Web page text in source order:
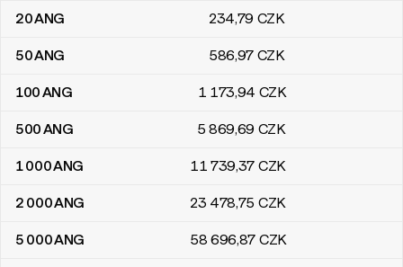
20ANG 234,79 CZK
50ANG 586,97 CZK
100ANG 1 173,94 CZK
500ANG 5 869,69 CZK
1 000ANG 11 739,37 CZK
2 000ANG 23 478,75 CZK
5 000ANG 58 696,87 CZK